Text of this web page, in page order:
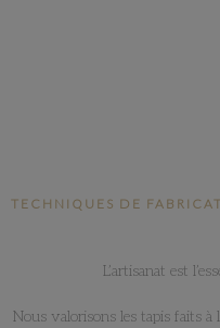
TECHNIQUES DE
L’artisanat est
Nous valorisons les tapis faits à